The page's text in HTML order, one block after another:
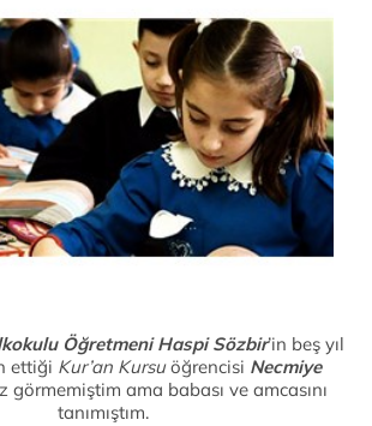
Öğretmeni Haspi Sözbir’in beş yıl
ettiği Kur’an Kursuöğrencisi Necmiye
görmemiştim ama babası ve amcasını
tanımıştım.